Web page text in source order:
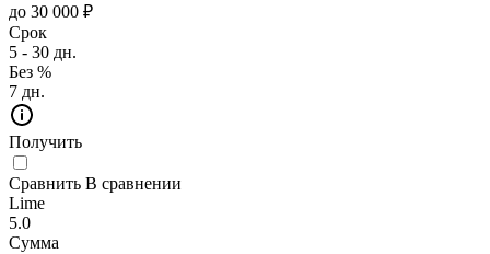
до 30 000 ₽
Срок
5 - 30 дн.
Без %
7 дн.
Получить
Сравнить В сравнении
Lime
5.0
Сумма